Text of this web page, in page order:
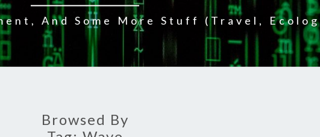
And Some More Stuff (travel,
Browsed By